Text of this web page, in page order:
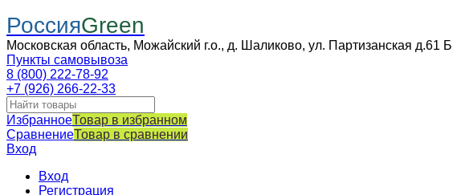
РоссияGreen
Московская область, Можайский г.о., д. Шаликово, ул. Партизанская д.61 Б
Пункты самовывоза
8 (800) 222-78-92
+7 (926) 266-22-33
ИзбранноеТовар в избранном
СравнениеТовар в сравнении
Вход
Вход
Регистрация